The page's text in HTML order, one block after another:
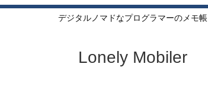
デジタルノマドなプログラマーのメモ帳
Lonely Mobiler